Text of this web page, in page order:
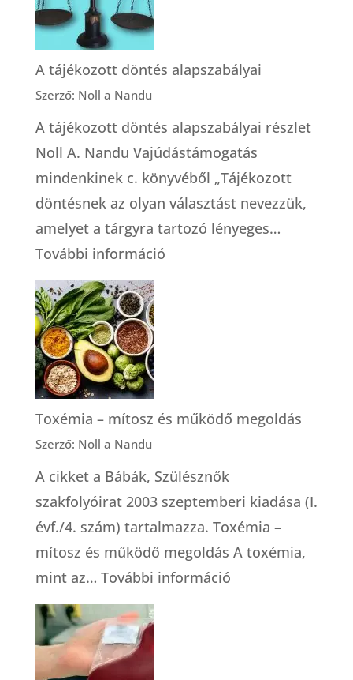
A tájékozott döntés alapszabályai
Szerző: Noll a Nandu
A tájékozott döntés alapszabályai részlet
Noll A. Nandu Vajúdástámogatás
mindenkinek c. könyvéből „Tájékozott
döntésnek az olyan választást nevezzük,
amelyet a tárgyra tartozó lényeges…
További információ:
Toxémia – mítosz és működő megoldás
Szerző: Noll a Nandu
A cikket a Bábák, Szülésznők
szakfolyóirat 2003 szeptemberi kiadása (I.
évf./4. szám) tartalmazza. Toxémia –
mítosz és működő megoldás A toxémia,
mint az… További információ: